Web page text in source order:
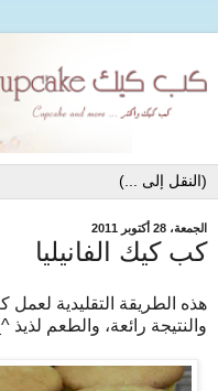
الجمعة، 28 أكتوبر 2011
كب كيك الفانيليا
هذه الطريقة التقليدية لعمل
والنتيجة رائعة، والطعم لذيذ